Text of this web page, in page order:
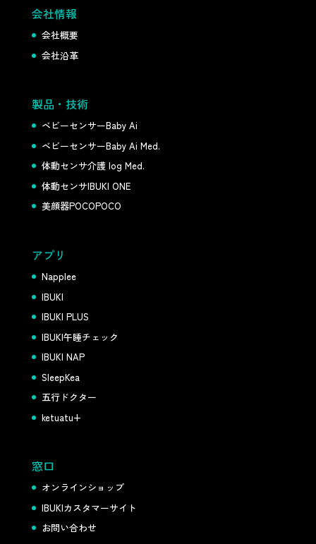
会社情報
会社概要
会社沿革
製品・技術
ベビーセンサーBaby Ai
ベビーセンサーBaby Ai Med.
体動センサ介護 log Med.
体動センサIBUKI ONE
美顔器POCOPOCO
アプリ
Napplee
IBUKI
IBUKI PLUS
IBUKI午睡チェック
IBUKI NAP
SleepKea
五行ドクター
ketuatu+
窓口
オンラインショップ
IBUKIカスタマーサイト
お問い合わせ